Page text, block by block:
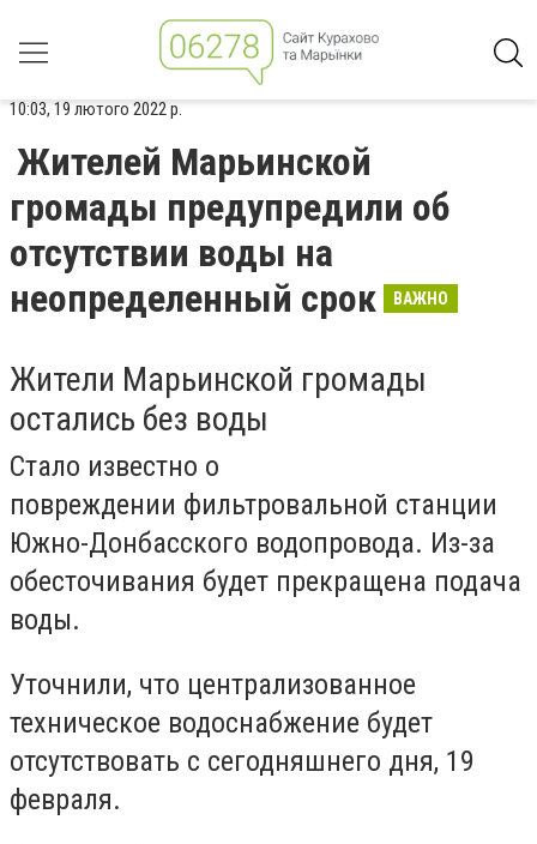
10:03, 19 лютого 2022 р.
Жителей Марьинской
громады предупредили об
отсутствии воды на
неопределенный срок
ВАЖНО
Жители Марьинской громады
остались без воды
Стало известно о
повреждении фильтровальной станции
Южно-Донбасского водопровода. Из-за
обесточивания будет прекращена подача
воды.
Уточнили, что централизованное
техническое водоснабжение будет
отсутствовать с сегодняшнего дня, 19
февраля.